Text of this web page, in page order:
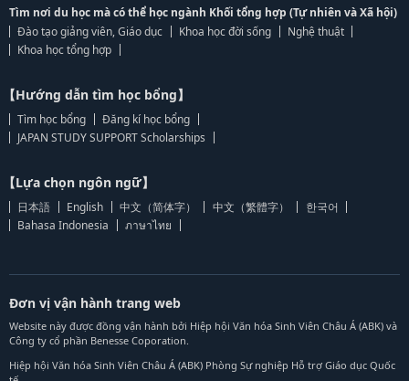
Tìm nơi du học mà có thể học ngành Khối tổng hợp (Tự nhiên và Xã hội)
Đào tạo giảng viên, Giáo dục
Khoa học đời sống
Nghệ thuật
Khoa học tổng hợp
【Hướng dẫn tìm học bổng】
Tìm học bổng
Đăng kí học bổng
JAPAN STUDY SUPPORT Scholarships
【Lựa chọn ngôn ngữ】
日本語 English 中文（简体字） 中文（繁體字）
한국어
Bahasa Indonesia
ภาษาไทย
Đơn vị vận hành trang web
Website này được đồng vận hành bởi Hiệp hội Văn hóa Sinh Viên Châu Á (ABK) và
Công ty cổ phần Benesse Coporation.
Hiệp hội Văn hóa Sinh Viên Châu Á (ABK) Phòng Sự nghiệp Hỗ trợ Giáo dục Quốc